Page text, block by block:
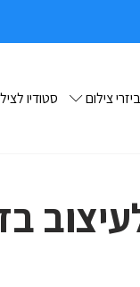
צילום סטודיו